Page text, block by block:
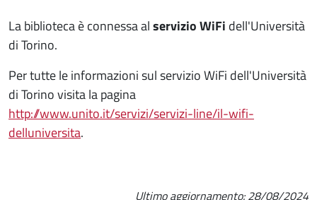
La biblioteca è connessa alservizio WiFi dell'Università
di Torino.
Per tutte le informazioni sul servizio WiFi dell'Università
di Torino visita la pagina
http://www.unito.it/servizi/servizi-line/il-wifi-
delluniversita.
Ultimo aggiornamento:28/08/2024